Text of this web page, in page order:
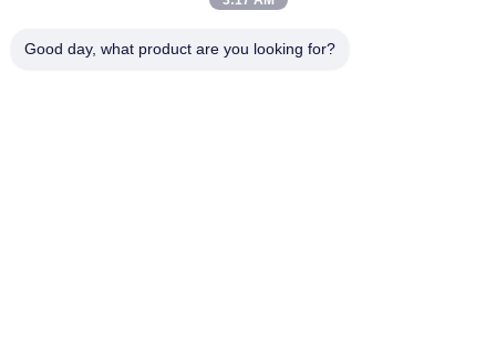
Prima Strada Zhongyi, Distretto di Yuhua, Changsha,
Good day, what product are you looking for?